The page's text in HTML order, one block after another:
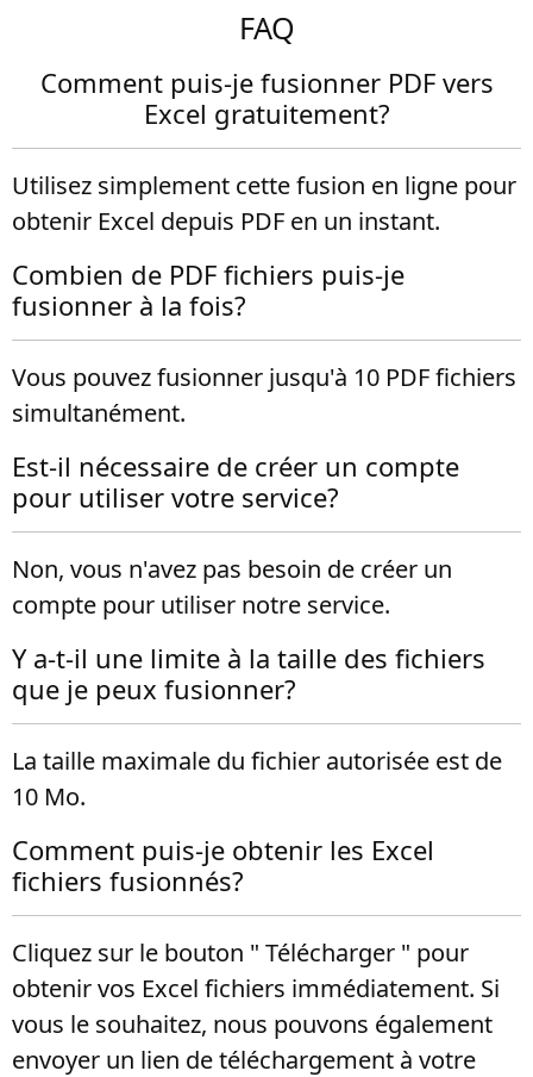
FAQ
Comment puis-je fusionner PDF vers
Excel gratuitement?
Utilisez simplement cette fusion en ligne pour
obtenir Excel depuis PDF en un instant.
Combien de PDF fichiers puis-je
fusionner à la fois?
Vous pouvez fusionner jusqu'à 10 PDF fichiers
simultanément.
Est-il nécessaire de créer un compte
pour utiliser votre service?
Non, vous n'avez pas besoin de créer un
compte pour utiliser notre service.
Y a-t-il une limite à la taille des fichiers
que je peux fusionner?
La taille maximale du fichier autorisée est de
10 Mo.
Comment puis-je obtenir les Excel
fichiers fusionnés?
Cliquez sur le bouton " Télécharger " pour
obtenir vos Excel fichiers immédiatement. Si
vous le souhaitez, nous pouvons également
envoyer un lien de téléchargement à votre